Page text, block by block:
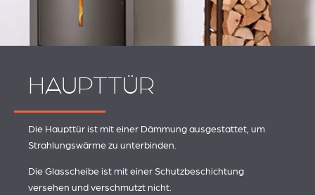
HAUPTTÜR
Die Haupttür ist mit einer Dämmung ausgestattet, um
Strahlungswärme zu unterbinden.
Die Glasscheibe ist mit einer Schutzbeschichtung
versehen und verschmutzt nicht.